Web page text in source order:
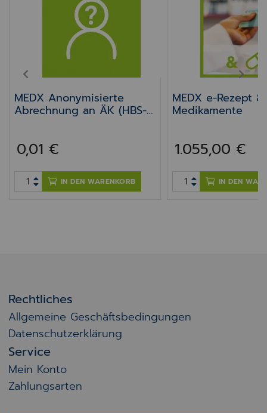
MEDX Anonymisierte
Abrechnung an ÄK (HBS-
0,01 €
IN DEN WARENKORB
MEDX e-Rezept
Medikamente
1.055,00 €
IN DEN
NEXT
Rechtliches
Allgemeine Geschäftsbedingungen
Datenschutzerklärung
Service
Mein Konto
Zahlungsarten